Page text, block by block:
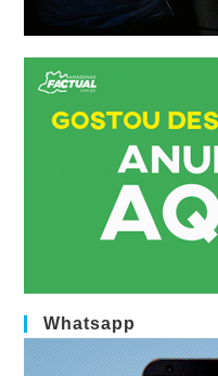
Whatsapp